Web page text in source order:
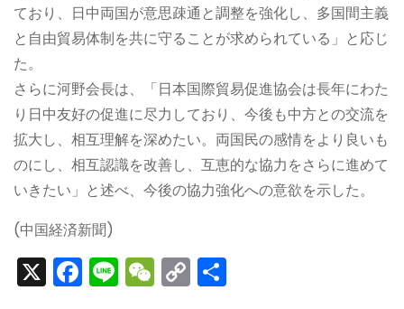
ており、日中両国が意思疎通と調整を強化し、多国間主義
と自由貿易体制を共に守ることが求められている」と応じ
た。
さらに河野会長は、「日本国際貿易促進協会は長年にわた
り日中友好の促進に尽力しており、今後も中方との交流を
拡大し、相互理解を深めたい。両国民の感情をより良いも
のにし、相互認識を改善し、互恵的な協力をさらに進めて
いきたい」と述べ、今後の協力強化への意欲を示した。
(中国経済新聞)
X F Li W C